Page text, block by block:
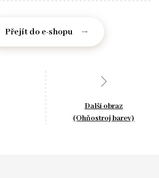
Přejít do e-shopu
Další obraz
(Ohňostroj barev)